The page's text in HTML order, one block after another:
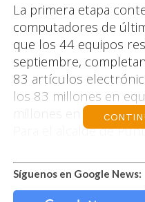
La primera etapa
computadores de
que los 44 equipos
septiembre,
83 artículos
los 83 millones en
millones en total,
Para el alcalde de
que gran parte del
ampliamente su vida
Síguenos en Google News: